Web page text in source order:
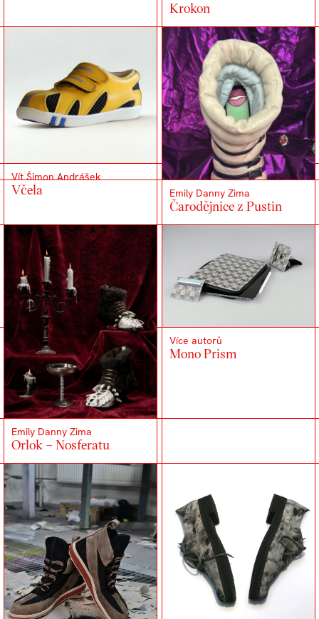
Krokon
Vít Šimon Andrášek
Včela Emily Danny Zima
Čarodějnice z Pustin
Emily Danny Zima
Orlok – Nosferatu
Více autorů
Mono Prism